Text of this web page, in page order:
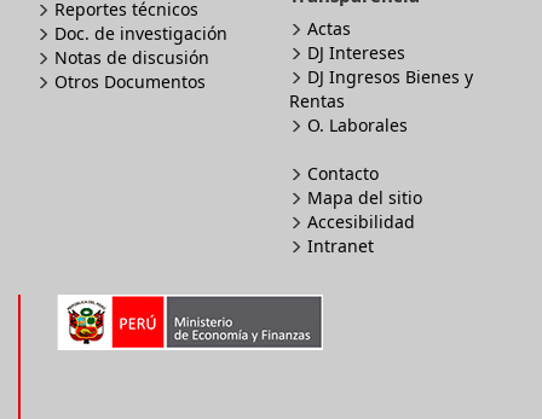
Reportes técnicos
Doc. de investigación
Notas de discusión
Otros Documentos
Actas
DJ Intereses
DJ Ingresos Bienes y
Rentas
O. Laborales
Contacto
Mapa del sitio
Accesibilidad
Intranet